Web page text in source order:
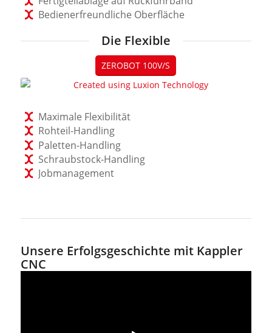
Bedienerfreundliche Oberfläche
Die Flexible
ZEROBOT 100V/S
Maximale Flexibilität
Rohteil-Handling
Paletten-Handling
Schraubstock-Handling
Jobmanagement
Unsere Erfolgsgeschichte mit Kappler
CNC